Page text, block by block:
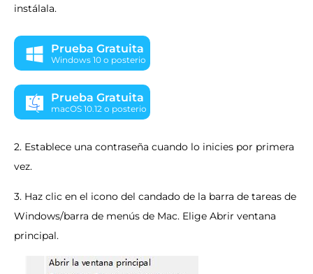
instálala.
Prueba Gratuita
Windows 10 o posterio
Prueba Gratuita
macOS 10.12 o posterio
2. Establece una contraseña cuando lo inicies por primera
vez.
3. Haz clic en el icono del candado de la barra de tareas de
Windows/barra de menús de Mac. Elige Abrir ventana
principal.